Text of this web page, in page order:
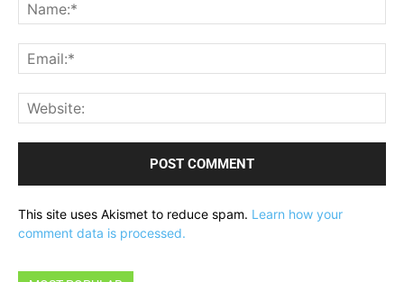
This site uses Akismet to reduce spam. Learn how your
comment data is processed.